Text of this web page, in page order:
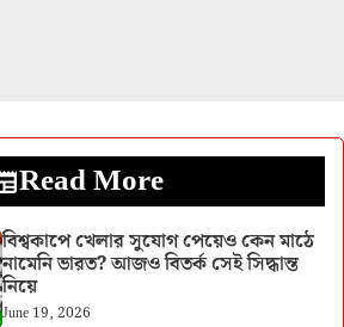
Read More
বিশ্বকাপে খেলার সুযোগ পেয়েও কেন মাঠে
নামেনি ভারত? আজও বিতর্ক সেই সিদ্ধান্ত
নিয়ে
June 19, 2026